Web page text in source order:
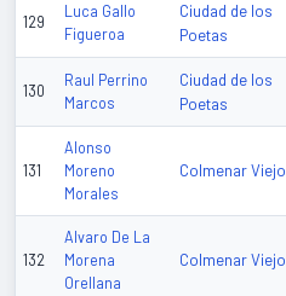
129
Luca Gallo
Figueroa
Ciudad de los
Poetas
130
Raul Perrino
Marcos
Ciudad de los
Poetas
131
Alonso
Moreno
Morales
Colmenar Viejo
132
Alvaro De La
Morena
Orellana
Colmenar Viejo